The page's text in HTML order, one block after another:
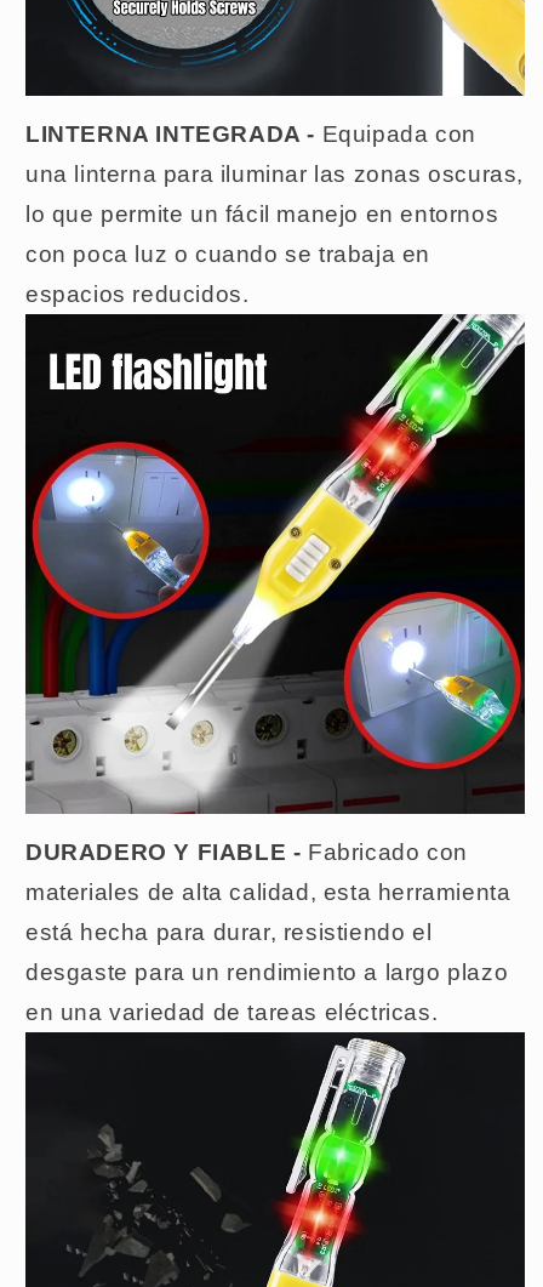
LINTERNA INTEGRADA - Equipada con
una linterna para iluminar las zonas oscuras,
lo que permite un fácil manejo en entornos
con poca luz o cuando se trabaja en
espacios reducidos.
DURADERO Y FIABLE - Fabricado con
materiales de alta calidad, esta herramienta
está hecha para durar, resistiendo el
desgaste para un rendimiento a largo plazo
en una variedad de tareas eléctricas.